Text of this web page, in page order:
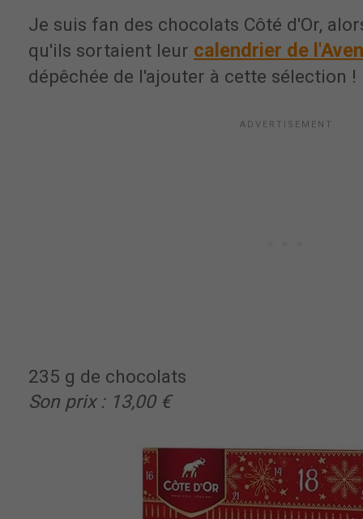
Je suis fan des chocolats Côté d'Or,
qu'ils sortaient leur calendrier de
dépêchée de l'ajouter à cette sélection !
235 g de chocolats
Son prix : 13,00 €